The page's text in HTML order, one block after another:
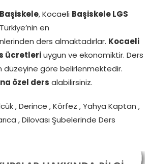
, Kocaeli Başiskele LGS
en
ders almaktadırlar. Kocaeli
ücretleri uygun ve ekonomiktir. Ders
düzeyine göre belirlenmektedir.
özel ders alabilirsiniz.
, Derince , Körfez , Yahya Kaptan ,
, Dilovası Şubelerinde Ders